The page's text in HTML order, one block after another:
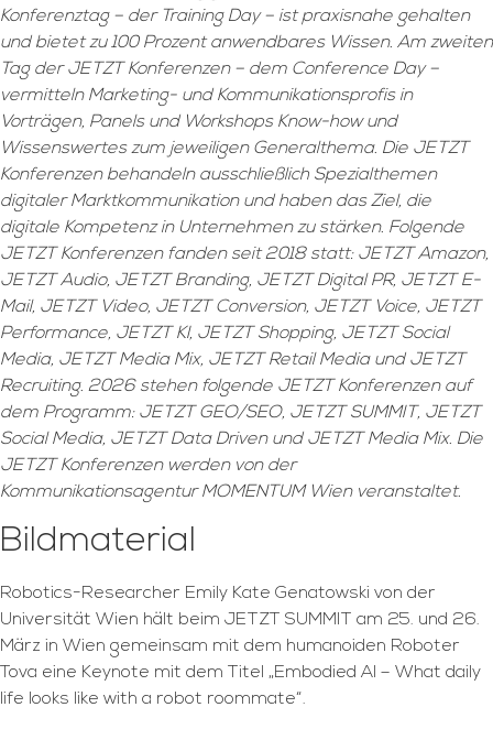
Konferenztag – der Training Day – ist praxisnahe gehalten
und bietet zu 100 Prozent anwendbares Wissen. Am zweiten
Tag der JETZT Konferenzen – dem Conference Day –
vermitteln Marketing- und Kommunikationsprofis in
Vorträgen, Panels und Workshops Know-how und
Wissenswertes zum jeweiligen Generalthema. Die JETZT
Konferenzen behandeln ausschließlich Spezialthemen
digitaler Marktkommunikation und haben das Ziel, die
digitale Kompetenz in Unternehmen zu stärken. Folgende
JETZT Konferenzen fanden seit 2018 statt: JETZT Amazon,
JETZT Audio, JETZT Branding, JETZT Digital PR, JETZT E-
Mail, JETZT Video, JETZT Conversion, JETZT Voice, JETZT
Performance, JETZT KI, JETZT Shopping, JETZT Social
Media, JETZT Media Mix, JETZT Retail Media und JETZT
Recruiting. 2026 stehen folgende JETZT Konferenzen auf
dem Programm: JETZT GEO/SEO, JETZT SUMMIT, JETZT
Social Media, JETZT Data Driven und JETZT Media Mix. Die
JETZT Konferenzen werden von der
Kommunikationsagentur MOMENTUM Wien veranstaltet.
Bildmaterial
Robotics-Researcher Emily Kate Genatowski von der
Universität Wien hält beim JETZT SUMMIT am 25. und 26.
März in Wien gemeinsam mit dem humanoiden Roboter
Tova eine Keynote mit dem Titel „Embodied AI – What daily
life looks like with a robot roommate“.